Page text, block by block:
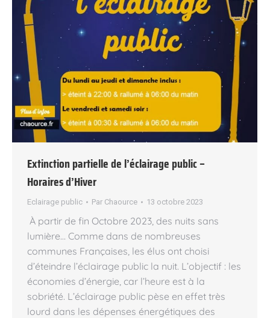
Extinction partielle de l’éclairage public –
Horaires d’Hiver
Eclairage public Par Chaource 13 octobre 2023
À partir de fin Octobre 2023, des nuits sans
lumière… Comme dans de nombreuses
communes Françaises, les élus ont choisi
d’éteindre l’éclairage public la nuit. L’objectif : les
économies d’énergie, car l’heure est à la
sobriété. L’éclairage public pèse en effet très
lourd dans les dépenses énergétiques des